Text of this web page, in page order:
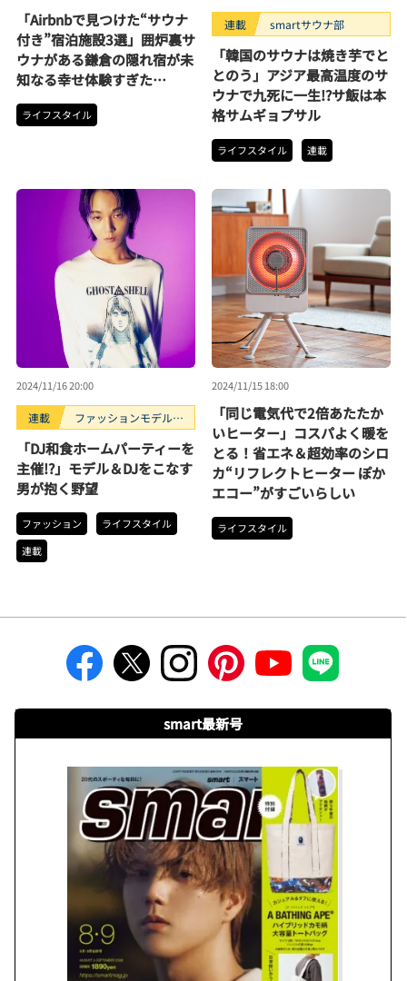
「Airbnbで見つけた“サウナ
付き”宿泊施設3選」囲炉裏サ
ウナがある鎌倉の隠れ宿が未
知なる幸せ体験すぎた…
ライフスタイル
連載 smartサウナ部
「韓国のサウナは焼き芋でと
とのう」アジア最高温度のサ
ウナで九死に一生!?サ飯は本
格サムギョプサル
ライフスタイル 連載
2024/11/16 20:00
連載
ファッションモデルの
「DJ和食ホームパーティーを
主催!?」モデル＆DJをこなす
男が抱く野望
ファッション
ライフスタイル
連載
2024/11/15 18:00
「同じ電気代で2倍あたたか
いヒーター」コスパよく暖を
とる！省エネ＆超効率のシロ
カ“リフレクトヒーター ぽか
エコー”がすごいらしい
ライフスタイル
smart最新号